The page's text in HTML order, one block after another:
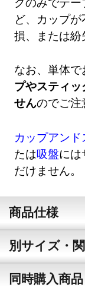
ど、カップ
損、または紛
なお、単体
プやスティ
せんのでご注
カップアン
たは吸盤には
だけません。
商品仕様
別サイズ・
同時購入商品